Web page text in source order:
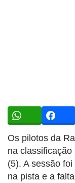
Os pilotos da
na
(5). A sessão
na pista e a